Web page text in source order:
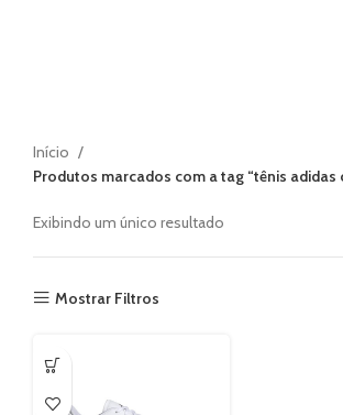
Início
Produtos marcados com a tag “tênis adidas
Exibindo um único resultado
Mostrar Filtros